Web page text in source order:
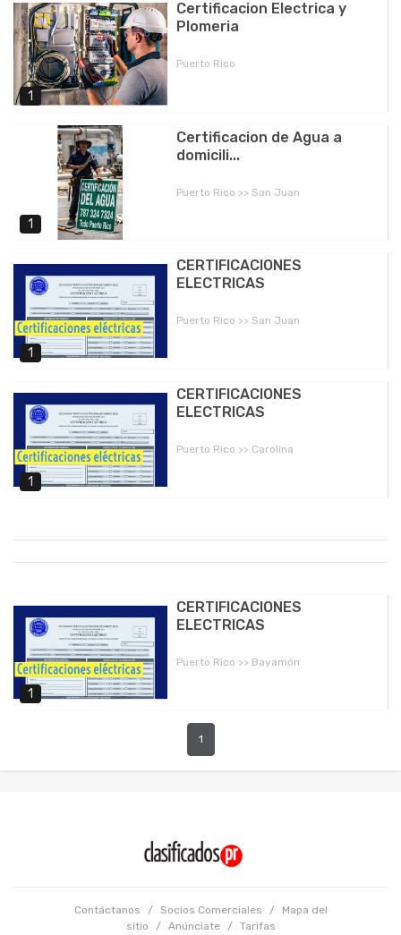
1
Certificacion Electrica y
Plomeria
Puerto Rico
1
Certificacion de Agua a
domicili...
Puerto Rico >> San Juan
1
CERTIFICACIONES
ELECTRICAS
Puerto Rico >> San Juan
1
CERTIFICACIONES
ELECTRICAS
Puerto Rico >> Carolina
1
CERTIFICACIONES
ELECTRICAS
Puerto Rico >> Bayamón
1
Contáctanos / Socios Comerciales /
Mapa del
sitio
/ Anúnciate / Tarifas